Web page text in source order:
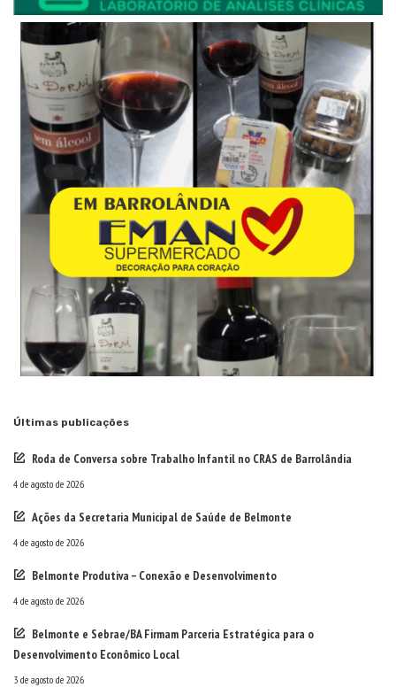
Últimas publicações
Roda de Conversa sobre Trabalho Infantil no CRAS de Barrolândia
4 de agosto de 2026
Ações da Secretaria Municipal de Saúde de Belmonte
4 de agosto de 2026
Belmonte Produtiva – Conexão e Desenvolvimento
4 de agosto de 2026
Belmonte e Sebrae/BA Firmam Parceria Estratégica para o
Desenvolvimento Econômico Local
3 de agosto de 2026